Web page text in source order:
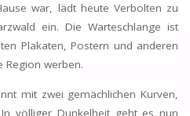
war, lädt heute Verbolten zu
ein. Die Warteschlange ist
Plakaten, Postern und anderen
Region werben.
mit zwei gemächlichen Kurven,
völliger Dunkelheit geht es nun